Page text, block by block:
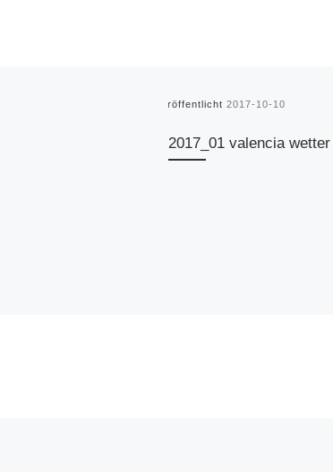
Veröffentlicht 2017-10-10
2017_01 valencia wetter